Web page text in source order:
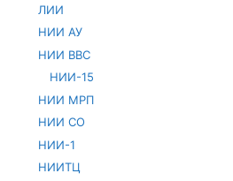
ЛИИ
НИИ АУ
НИИ ВВС
НИИ-15
НИИ МРП
НИИ СО
НИИ-1
НИИТЦ